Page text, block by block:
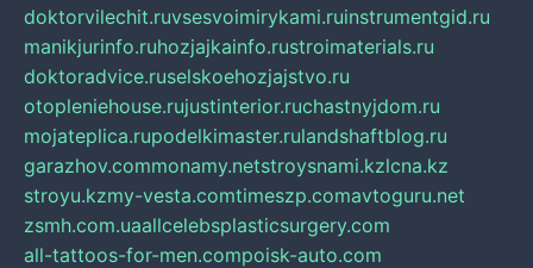
doktorvilechit.ruvsesvoimirykami.ruinstrumentgid.ru
manikjurinfo.ruhozjajkainfo.rustroimaterials.ru
doktoradvice.ruselskoehozjajstvo.ru
otopleniehouse.rujustinterior.ruchastnyjdom.ru
mojateplica.rupodelkimaster.rulandshaftblog.ru
garazhov.commonamy.netstroysnami.kzlcna.kz
stroyu.kzmy-vesta.comtimeszp.comavtoguru.net
zsmh.com.uaallcelebsplasticsurgery.com
all-tattoos-for-men.compoisk-auto.com